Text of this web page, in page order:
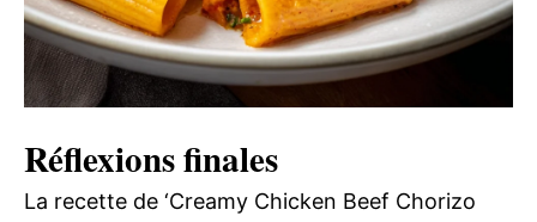
Réflexions finales
La recette de ‘Creamy Chicken Beef Chorizo